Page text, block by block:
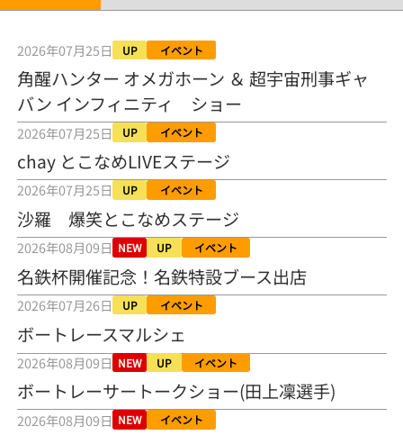
ド！／常滑ボート
2026年08月04日
【ボートレース】「しょっぱいですね」初優勝の宮崎心之介が水神
祭で満面の笑み／常滑 - 日刊スポーツ
2026年08月04日
【ボート】とこなめルーキーＳ 宮崎心之介がデビューから１年９カ
月で初優勝
2026年08月04日
【ボートレース】12R優勝戦のスタート特訓実施 初Ｖ目指す宮崎心
之介の仕上がり上々／常滑 - 日刊スポーツ
2026年08月04日
【とこなめボート ルーキーシリーズ第15戦】荒木颯斗 当地フレッシ
ュルーキーが初Vで恩返しを
2026年08月03日
【とこなめボート】ういちの「好配招き猫」ルーキーシリーズ第15
戦～自分の収支状況も想定してこそ〝本物の予想〟！／ボートレー
2026年07月25日 UP イベント
角醒ハンター オメガホーン ＆ 超宇宙刑事ギャ
バン インフィニティ ショー
2026年07月25日 UP イベント
chay とこなめLIVEステージ
2026年07月25日 UP イベント
沙羅 爆笑とこなめステージ
2026年08月09日 NEW UP イベント
名鉄杯開催記念！名鉄特設ブース出店
2026年07月26日 UP イベント
ボートレースマルシェ
2026年08月09日 NEW UP イベント
ボートレーサートークショー(田上凜選手)
2026年08月09日 NEW イベント